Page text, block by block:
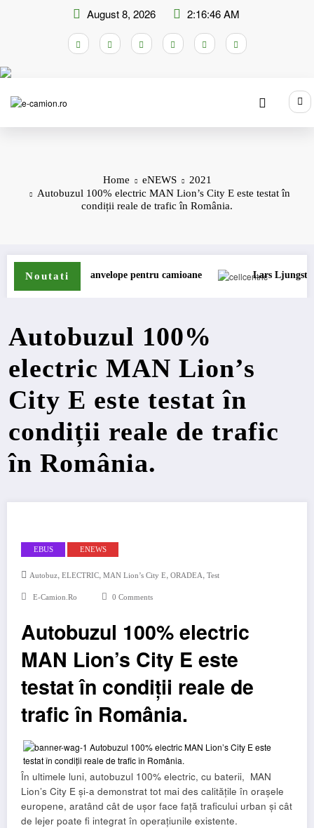
August 8, 2026 2:16:47 AM
Home eNEWS
2021
Autobuzul 100% electric MAN Lion’s City E este testat în
condiții reale de trafic în România.
Noutatipentru camioane Lars Ljungström a fost numit
Autobuzul 100%
electric MAN Lion’s
City E este testat în
condiții reale de trafic
în România.
EBUS ENEWS
Autobuz, ELECTRIC, MAN Lion’s City E, ORADEA, Test
E-Camion.ro 0 Comments
Autobuzul 100% electric
MAN Lion’s City E este
testat în condiții reale de
trafic în România.
În ultimele luni, autobuzul 100% electric, cu baterii, MAN
Lion’s City E și-a demonstrat tot mai des calitățile în orașele
europene, aratând cât de ușor face față traficului urban și cât
de lejer poate fi integrat în operațiunile existente.